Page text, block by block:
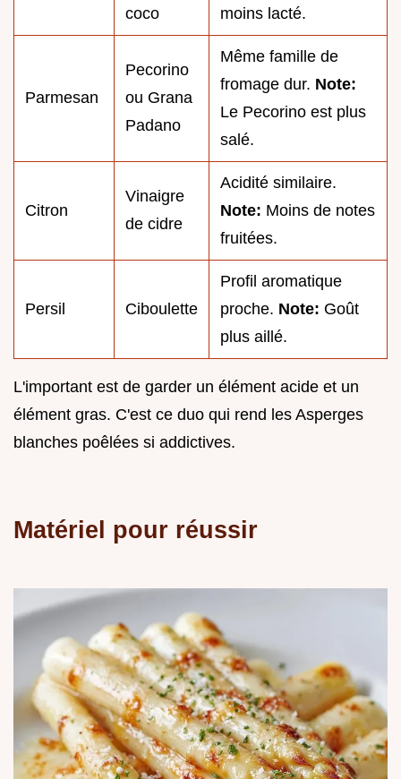
coco
moins lacté.
Parmesan
Pecorino
ou Grana
Padano
Même famille de
fromage dur. Note:
Le Pecorino est plus
salé.
Citron
Vinaigre
de cidre
Acidité similaire.
Note: Moins de notes
fruitées.
Persil Ciboulette
Profil aromatique
proche. Note: Goût
plus aillé.
L'important est de garder un élément acide et un
élément gras. C'est ce duo qui rend les Asperges
blanches poêlées si addictives.
Matériel pour réussir